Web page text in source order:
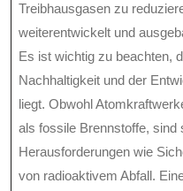
Treibhausgasen zu
weiterentwickelt und
Es ist wichtig zu beachten,
Nachhaltigkeit und der
liegt. Obwohl
als fossile Brennstoffe, sind
Herausforderungen wie
von radioaktivem Abfall.